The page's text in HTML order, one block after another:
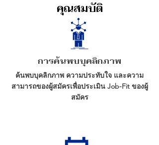
การค้นพบบุคลิกภาพ
ค้นพบบุคลิกภาพ ความประทับใจ และความ
สามารถของผู้สมัครเพื่อประเมิน Job-Fit ของผู้
สมัคร
คุณสมบัติ